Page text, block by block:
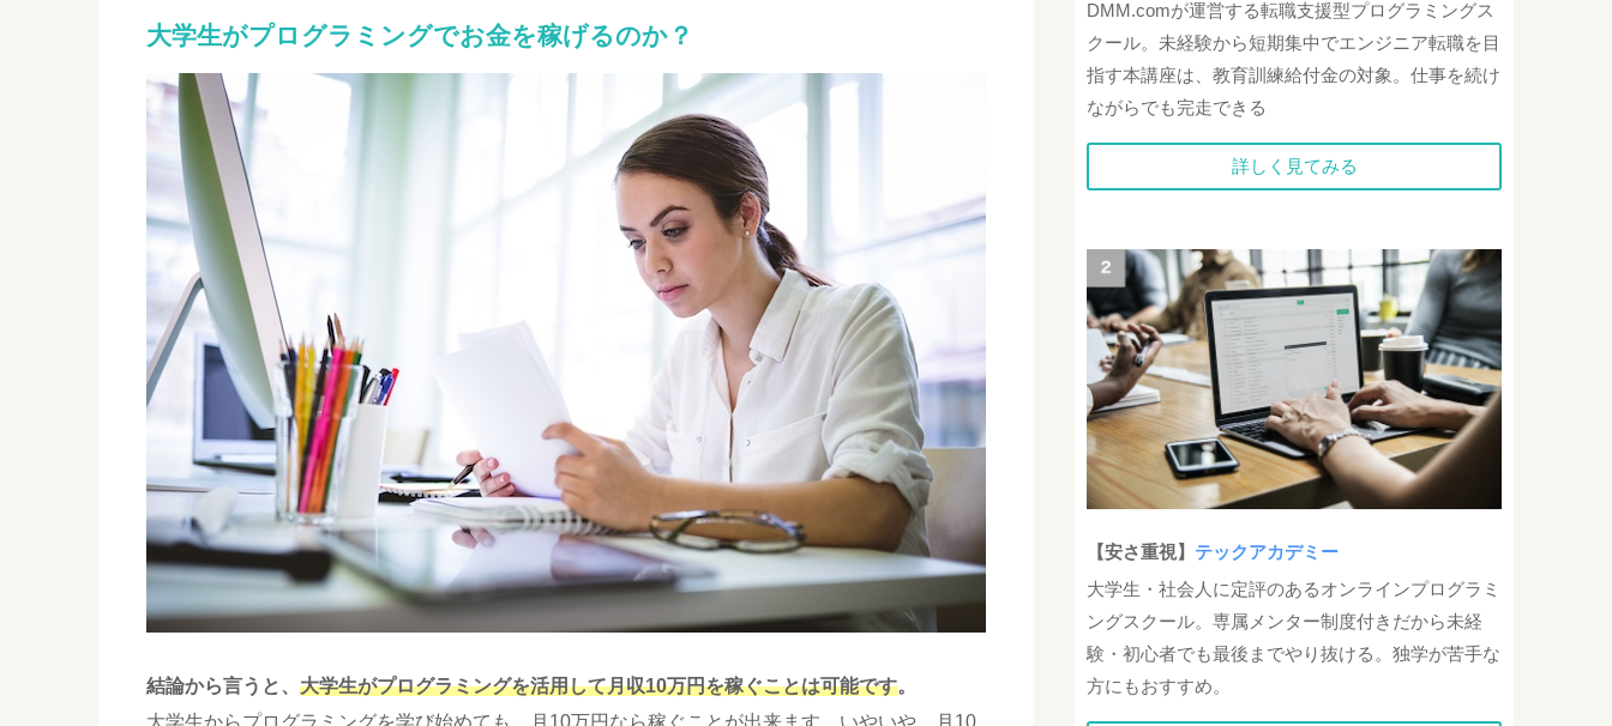
大学生がプログラミングでお金を稼げるのか？
結論から言うと、 大学生がプログラミングを活用して月収10万円を稼ぐことは可能です。
大学生からプログラミングを学び始めても、月10万円なら稼ぐことが出来ます。いやいや、月10
DMM.comが運営する転職支援型プログラミングス
クール。未経験から短期集中でエンジニア転職を目
指す本講座は、教育訓練給付金の対象。仕事を続け
ながらでも完走できる
詳しく見てみる
【安さ重視】 テックアカデミー
大学生・社会人に定評のあるオンラインプログラミ
ングスクール。専属メンター制度付きだから未経
験・初心者でも最後までやり抜ける。独学が苦手な
方にもおすすめ。